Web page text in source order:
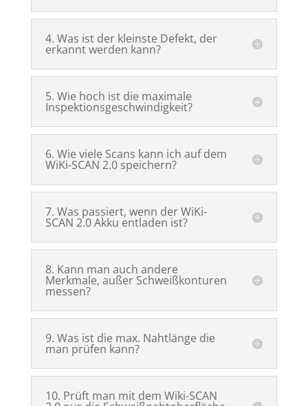
4. Was ist der kleinste Defekt, der
erkannt werden kann?
5. Wie hoch ist die maximale
Inspektionsgeschwindigkeit?
6. Wie viele Scans kann ich auf dem
WiKi-SCAN 2.0 speichern?
7. Was passiert, wenn der WiKi-
SCAN 2.0 Akku entladen ist?
8. Kann man auch andere
Merkmale, außer Schweißkonturen
messen?
9. Was ist die max. Nahtlänge die
man prüfen kann?
10. Prüft man mit dem Wiki-SCAN